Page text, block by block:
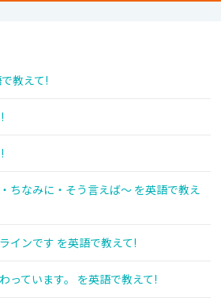
教えて!
ちなみに・そう言えば〜 を英語で教え
インです を英語で教えて!
っています。 を英語で教えて!